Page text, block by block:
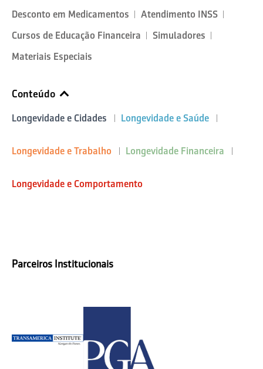
Desconto em Medicamentos
Atendimento INSS
Cursos de Educação Financeira
Simuladores
Materiais Especiais
Conteúdo
Longevidade e Cidades Longevidade e Saúde
Longevidade e Trabalho Longevidade Financeira
Longevidade e Comportamento
Parceiros Institucionais